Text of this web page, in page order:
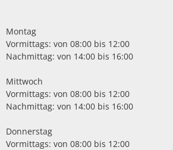
Montag
Vormittags: von 08:00 bis 12:00
Nachmittag: von 14:00 bis 16:00
Mittwoch
Vormittags: von 08:00 bis 12:00
Nachmittag: von 14:00 bis 16:00
Donnerstag
Vormittags: von 08:00 bis 12:00